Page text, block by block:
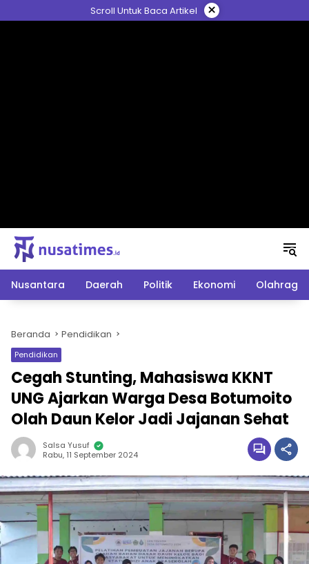
ke
Scroll Untuk Baca Artikel ×
Nusantara Daerah Politik Ekonomi Olahraga
Beranda Pendidikan
Pendidikan
Cegah Stunting, Mahasiswa KKNT
UNG Ajarkan Warga Desa Botumoito
Olah Daun Kelor Jadi Jajanan Sehat
Salsa Yusuf
Rabu, 11 September 2024